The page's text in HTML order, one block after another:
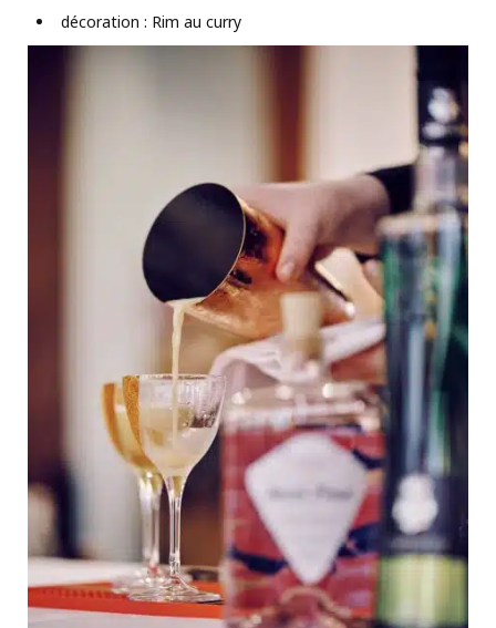
décoration : Rim au curry